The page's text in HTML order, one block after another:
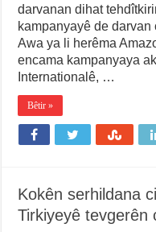
darvanan dihat
kampanyayê de
Awa ya li herêma
encama kampanyaya
Internationalê, …
Bêtir »
Kokên serhildana
Tirkiyeyê tevgerên